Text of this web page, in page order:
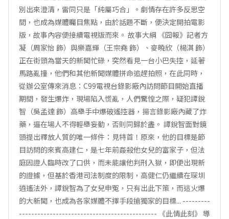
別出來澄清，雷同只是「純屬巧合」。劇情存在許多反思空
間，也成為媒體矚目焦點，由於話題不斷，便決定開拍電影
版，故事內容便接續電視版而來。 故事大綱 《囧報》記者方
凝（周家怡 飾）與樂嘉輝（王宗堯 飾）、麥曉欣（楊淇 飾）
正在街頭為當天的新聞忙碌，突然看見一台小巴失控，延著
馬路亂撞，他們和其他新聞媒體拼命追趕拍照，在此同時，
從辦公室傳來消息：C99電視台錄影廠內訪問節目開始直播
期間，發生爆炸，現場陷入慌亂，人們驚惶之際，疑犯譚銳
智（吳孟達 飾）高舉手中爆破遙控器，揚言錄影廠內藏了炸
藥，逼在場人不得輕舉妄動，否則同歸於盡。 譚銳智面對鏡
頭提出釋放人質的唯一條件：見特首！原來，他的目標是節
目訪問的來賓高建仁，是七年前姦殺他女兒的富家子，但法
庭因證人臨時改了口供，而未能讓他判刑入獄，即便出現新
的證據，但基於香港司法制度的限制，高健仁仍繼續在琛圳
逍遙法外，譚銳智為了女兒申冤，只有出此下策，而這火爆
的大新聞，也成為各家媒體不擇手段搶獨家的目標... ---------
--------------------------------------------- 《此情此刻》 導